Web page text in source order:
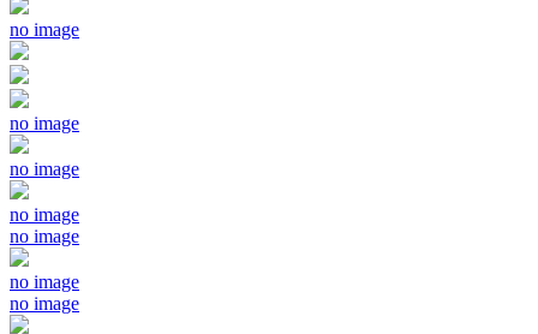
no image
no image
no image
no image
no image
no image
no image